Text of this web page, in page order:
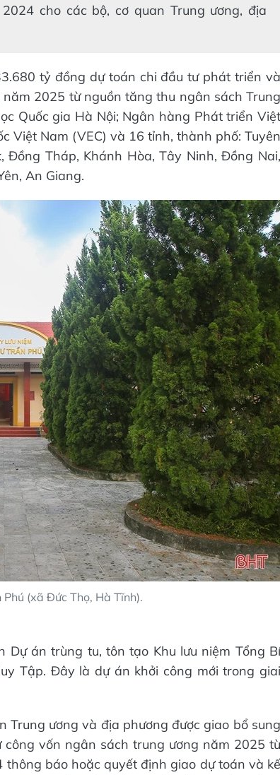
cho các bộ, cơ quan Trung ương, địa
tỷ đồng dự toán chi đầu tư phát triển và
2025 từ nguồn tăng thu ngân sách Trung
Quốc gia Hà Nội; Ngân hàng Phát triển Việt
Việt Nam (VEC) và 16 tỉnh, thành phố: Tuyên
Đồng Tháp, Khánh Hòa, Tây Ninh, Đồng Nai,
An Giang.
(xã Đức Thọ, Hà Tĩnh).
án trùng tu, tôn tạo Khu lưu niệm Tổng Bí
Tập. Đây là dự án khởi công mới trong giai
Trung ương và địa phương được giao bổ sung
vốn ngân sách trung ương năm 2025 từ
báo hoặc quyết định giao dự toán và kế